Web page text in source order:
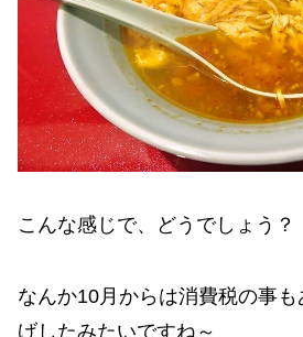
こんな感じで、どうでしょう？
なんか10月からは消費税の事
げしたみたいですね～